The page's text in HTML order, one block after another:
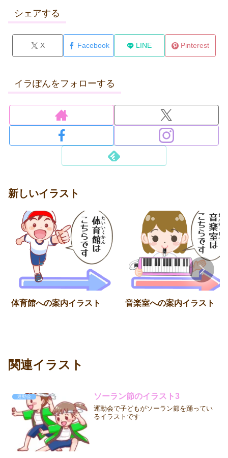
シェアする
X Facebook LINE Pinterest
イラぽんをフォローする
新しいイラスト
体育館への案内イラスト 音楽室への案内イラスト
関連イラスト
運動会 ソーラン節のイラスト3
運動会で子どもがソーラン節を踊ってい
るイラストです